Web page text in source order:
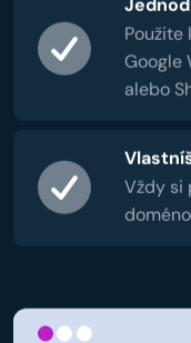
Použite
Google
alebo
Vždy si